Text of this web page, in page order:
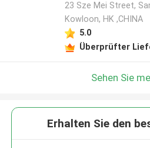
23 Sze Mei Street,
Kowloon, HK ,CHINA
5.0
Überprüfter
Sehen Sie
Erhalten Sie den